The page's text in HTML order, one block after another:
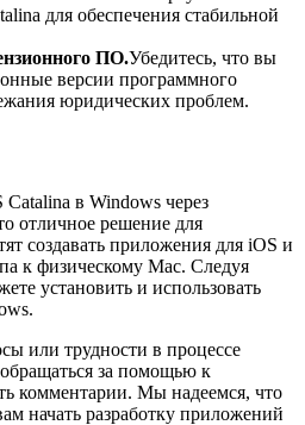
для обеспечения стабильной
ПО.Убедитесь, что вы
версии программного
юридических проблем.
в Windows через
отличное решение для
создавать приложения для iOS и
к физическому Mac. Следуя
установить и использовать
или трудности в процессе
за помощью к
комментарии. Мы надеемся, что
начать разработку приложений